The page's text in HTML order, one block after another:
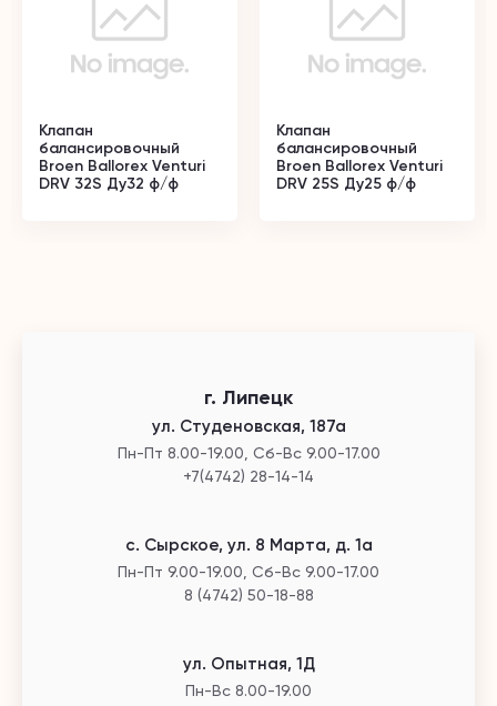
Клапан
балансировочный
Broen Ballorex Venturi
DRV 32S Ду32 ф/ф
Клапан
балансировочный
Broen Ballorex Venturi
DRV 25S Ду25 ф/ф
г. Липецк
ул. Студеновская, 187а
Пн-Пт 8.00-19.00, Сб-Вс 9.00-17.00
+7(4742) 28-14-14
с. Сырское, ул. 8 Марта, д. 1а
Пн-Пт 9.00-19.00, Сб-Вс 9.00-17.00
8 (4742) 50-18-88
ул. Опытная, 1Д
Пн-Вс 8.00-19.00